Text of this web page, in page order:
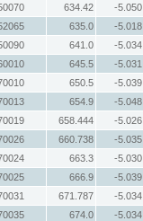
634.42 -5.050
635.0 -5.018
641.0 -5.034
645.5 -5.031
650.5 -5.039
654.9 -5.048
658.444 -5.026
660.738 -5.035
663.3 -5.030
666.9 -5.039
671.787 -5.034
674.0 -5.034